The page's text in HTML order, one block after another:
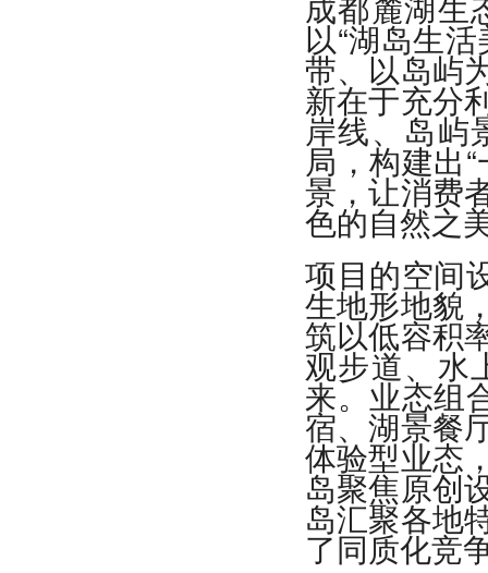
以“湖岛生
带、以岛屿
新在于充分
岸线、岛屿
局，构建出
景，让消费
色的自然之
项目的空间
生地形地貌
筑以低容积
观步道、水
来。业态组
宿、湖景餐
体验型业态
岛聚焦原创
岛汇聚各地
了同质化竞